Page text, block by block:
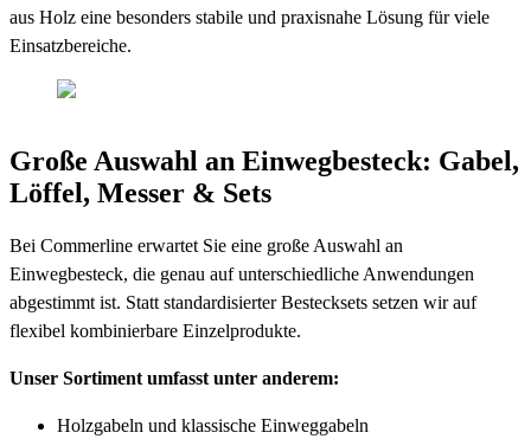
aus Holz eine besonders stabile und praxisnahe Lösung für viele
Einsatzbereiche.
Große Auswahl an Einwegbesteck: Gabel,
Löffel, Messer & Sets
Bei Commerline erwartet Sie eine große Auswahl an
Einwegbesteck, die genau auf unterschiedliche Anwendungen
abgestimmt ist. Statt standardisierter Bestecksets setzen wir auf
flexibel kombinierbare Einzelprodukte.
Unser Sortiment umfasst unter anderem:
Holzgabeln und klassische Einweggabeln